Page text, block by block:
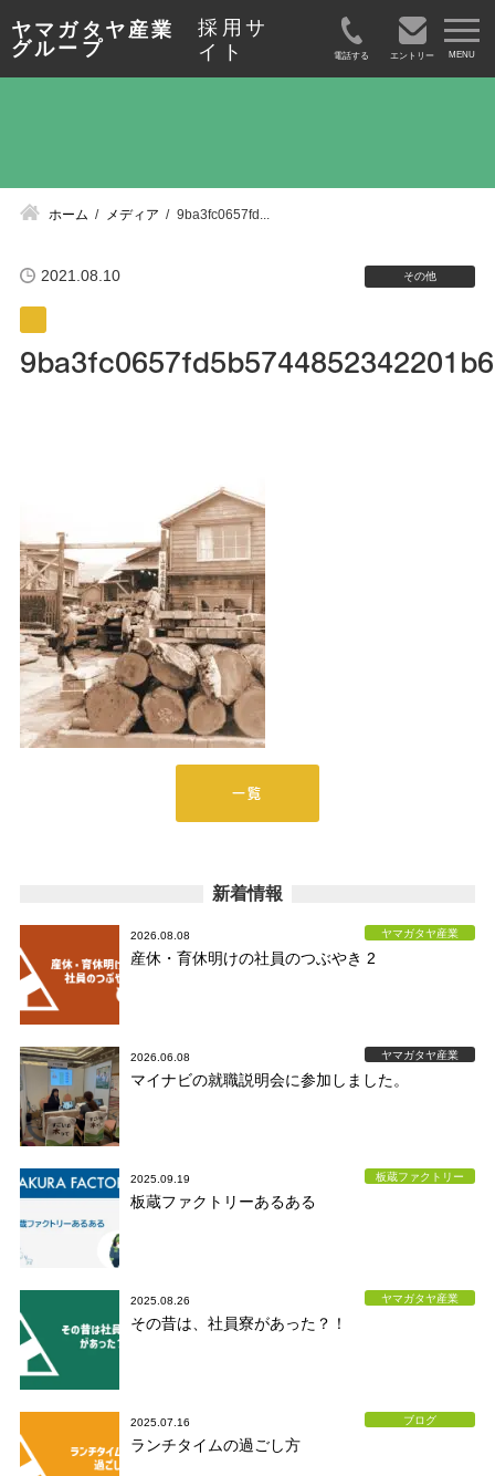
ヤマガタヤ産業
グループ
採用サ
イト
電話する エントリー
ホーム メディア 9ba3fc0657fd...
2021.08.10 その他
一覧
新着情報
2026.08.08 ヤマガタヤ産業
産休・育休明けの社員のつぶやき 2
2026.06.08 ヤマガタヤ産業
マイナビの就職説明会に参加しました。
2025.09.19 板蔵ファクトリー
板蔵ファクトリーあるある
2025.08.26 ヤマガタヤ産業
その昔は、社員寮があった？！
2025.07.16 ブログ
ランチタイムの過ごし方